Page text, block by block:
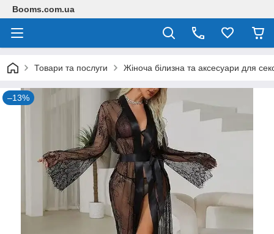
Booms.com.ua
Товари та послуги Жіноча білизна та аксесуари для
–13%